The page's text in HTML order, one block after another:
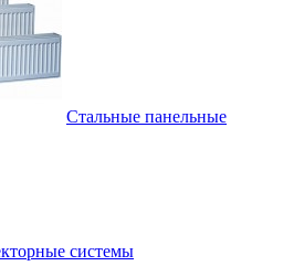
Стальные панельные
системы